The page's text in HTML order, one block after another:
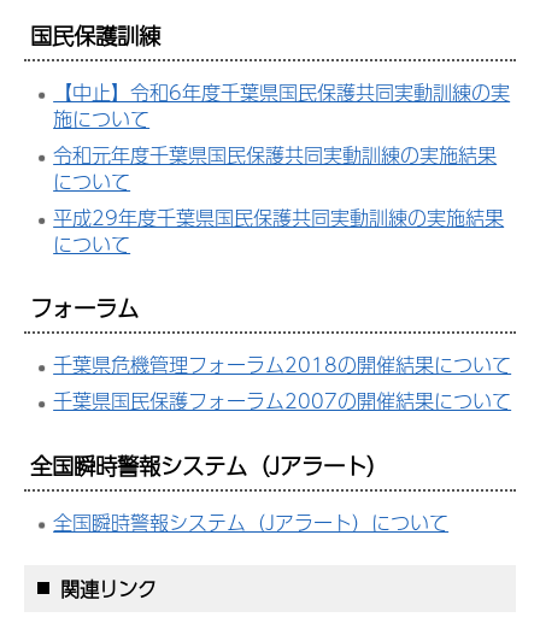
国民保護訓練
【中止】令和6年度千葉県国民保護共同実動訓練の実
施について
令和元年度千葉県国民保護共同実動訓練の実施結果
について
平成29年度千葉県国民保護共同実動訓練の実施結果
について
フォーラム
千葉県危機管理フォーラム2018の開催結果について
千葉県国民保護フォーラム2007の開催結果について
全国瞬時警報システム（Jアラート）
全国瞬時警報システム（Jアラート）について
関連リンク